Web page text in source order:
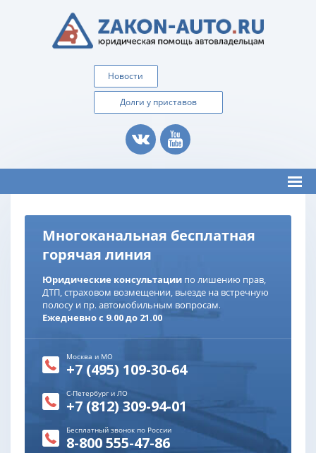
Новости
Долги у приставов
Многоканальная бесплатная
горячая линия
Юридические консультации по лишению прав,
ДТП, страховом возмещении, выезде на встречную
полосу и пр. автомобильным вопросам.
Ежедневно с 9.00 до 21.00
Москва и МО
+7 (495) 109-30-64
С-Петербург и ЛО
+7 (812) 309-94-01
Бесплатный звонок по России
8-800 555-47-86